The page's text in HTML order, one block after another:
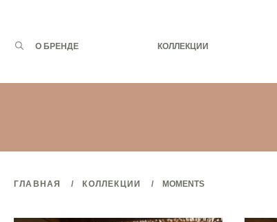
Запрос
О БРЕНДЕ КОЛЛЕКЦИИ
ГЛАВНАЯ КОЛЛЕКЦИИ MOMENTS